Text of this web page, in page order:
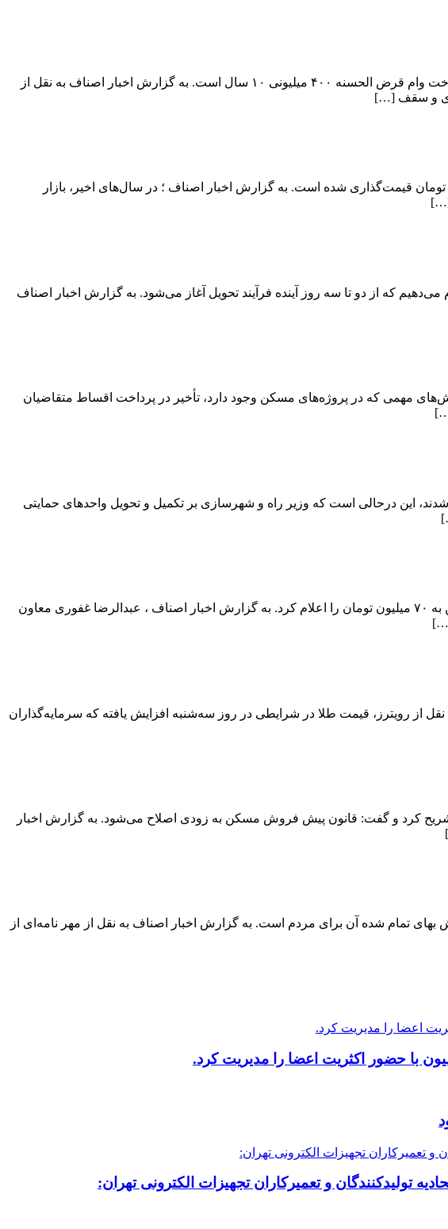
مقام مسئول وزارت راه و شهرسازی از آغاز فرآیند ثبت‌نام وام ودیعه مسکن از فردا ۱۷ اردیبهشت خبر داد و گفت:بازپرداخت وام قرض الحسنه ۴۰۰ میلیونی ۱۰ سال است. به گزارش اخبار اصناف به نقل از
و سقف […]
بازار رهن و اجاره مسکن منطقه ۵ تهران، رهن کامل یک واحد ۷۰ متری در منطقه شهران ۹۰۰ میلیون تومان قیمت‌گذاری شده است. به گزارش اخبار اصناف ؛ در سال‌های اخیر، بازار
[…]
حدود ۴۵۰۰ واحد نهضت ملی مسکن را تحویل مردم می‌دهیم که از دو تا سه روز آینده فرآیند تحویل آغاز می‌شود. به گزارش اخبار اصناف
واحد نهضت ملی مسکن تا بهار ۱۴۰۴ خبر داد و گفت: یکی‌از چالش‌های مهمی که در پروژه‌های مسکن وجود دارد، تأخیر در پرداخت اقساط متقاضیان
شدند، این درحالی است که وزیر راه و شهرسازی بر تکمیل و تحویل واحدهای حمایتی
معاون مسکن و ساختمان اداره کل راه و شهرسازی استان تهران دلایل افزایش قسط آورده متقاضیان نهضت ملی مسکن به ۷۰ میلیون تومان را اعلام کرد. به گزارش اخبار اصناف ، عبدالرضا غفوری معاون
اخبار اصناف به نقل از مهر به نقل از رویترز، قیمت طلا در شرایطی در روز سه‌شنبه افزایش یافته که سرمایه‌گذاران
کرد و گفت: قانون پیش فروش مسکن به زودی اصلاح می‌شود. به گزارش اخبار
تمام شده آن برای مردم است. به گزارش اخبار اصناف به نقل از مهر نامه‌ای از
با حضور اکثریت اعضا را مدیریت کرد.
تولیدکنندگان و تعمیرکاران تجهیزات الکترونی تهران: